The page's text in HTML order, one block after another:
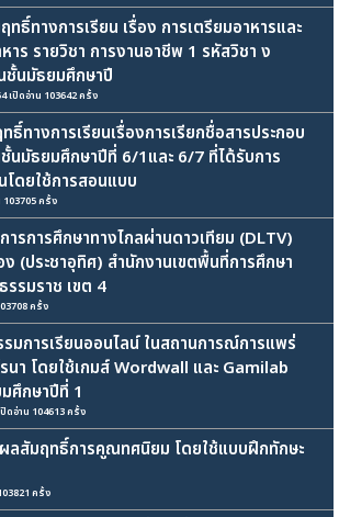
ธิ์ทางการเรียน เรื่อง การเตรียมอาหารและ
าร รายวิชา การงานอาชีพ 1 รหัสวิชา ง
ชั้นมัธยมศึกษาปี
เปิดอ่าน 103642 ครั้ง
ธิ์ทางการเรียนเรื่องการเรียกชื่อสารประกอบ
นมัธยมศึกษาปีที่ 6/1และ 6/7 ที่ได้รับการ
โดยใช้การสอนแบบ
103705 ครั้ง
ารการศึกษาทางไกลผ่านดาวเทียม (DLTV)
ง (ประชาอุทิศ) สำนักงานเขตพื้นที่การศึกษา
รรมราช เขต 4
ครั้ง
มการเรียนออนไลน์ ในสถานการณ์การแพร่
รนา โดยใช้เกมส์ Wordwall และ Gamilab
ศึกษาปีที่ 1
ดอ่าน 104613 ครั้ง
ลสัมฤทธิ์การคูณทศนิยม โดยใช้แบบฝึกทักษะ
ครั้ง